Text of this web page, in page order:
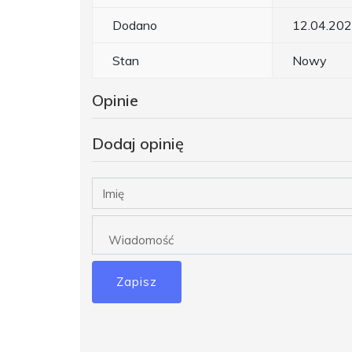
Dodano
Stan Nowy
Opinie
Dodaj opinię
Zapisz